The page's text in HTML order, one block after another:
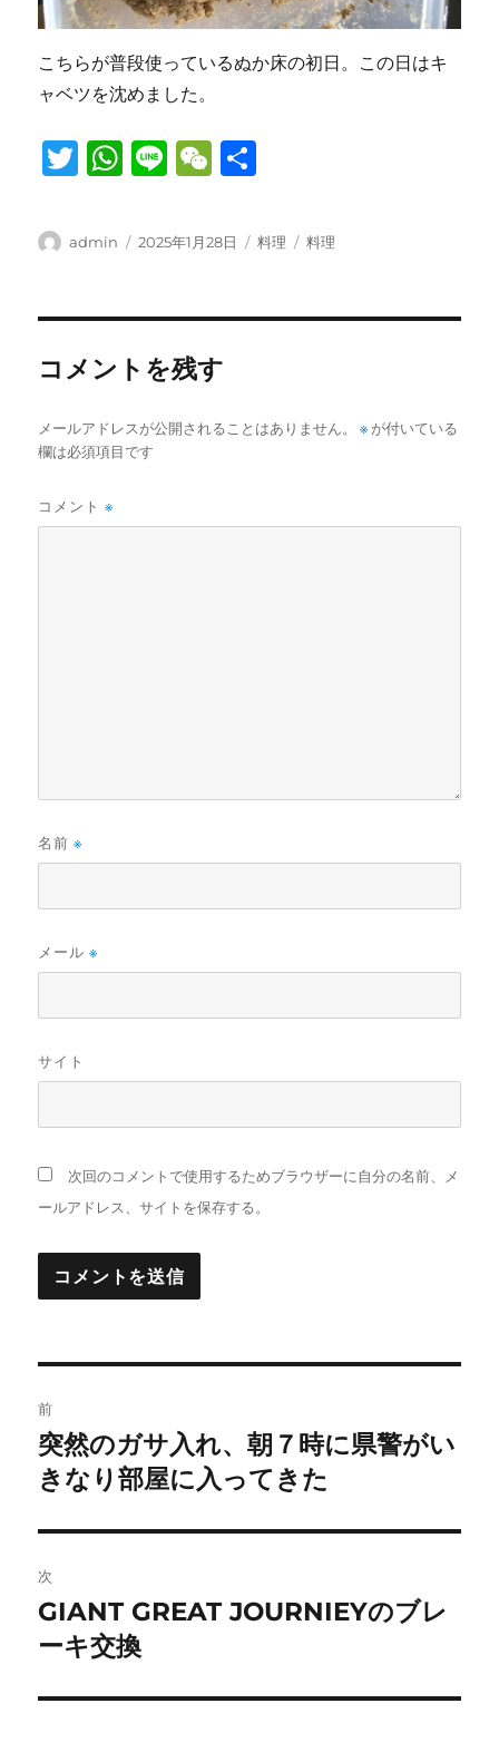
こちらが普段使っているぬか床の初日。この日はキ
ャベツを沈めました。
T
it
W
at
p
Li
e
W
C
投
admin
投
2025年1月28日
カ
料理
タ
料理
コメントを残す
メールアドレスが公開されることはありません。 ※ が付いている
欄は必須項目です
コメント※
名前※
メール※
サイト
次回のコメントで使用するためブラウザーに自分の名前、メ
ールアドレス、サイトを保存する。
稿
ナ
ビ
ゲ
ー
前
前
の
稿:
突然のガサ入れ、朝７時に県警がい
きなり部屋に入ってきた
次
次
の
稿:
GIANT GREAT JOURNIEYのブレ
ーキ交換